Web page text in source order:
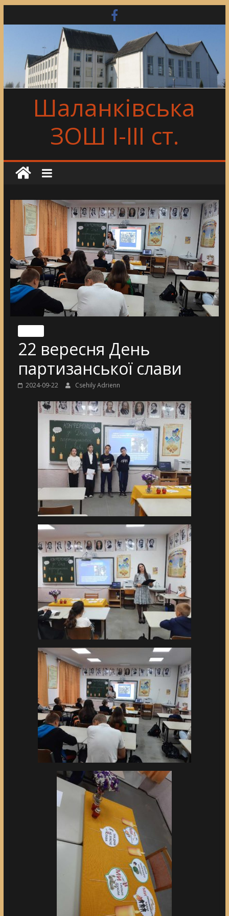
to
Шаланківська
ЗОШ І-ІІІ ст.
22 вересня День
партизанської слави
2024-09-22 Csehily Adrienn